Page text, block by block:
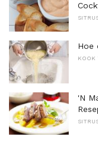
Hoe
KOOK
'N